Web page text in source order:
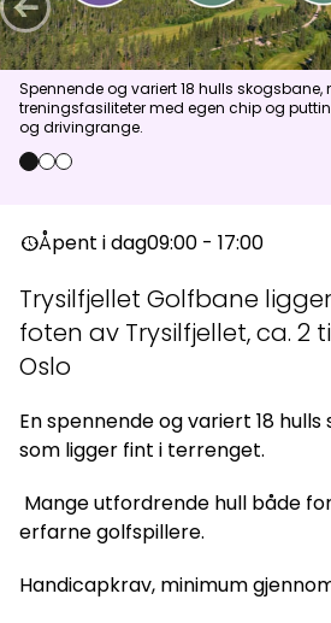
Aktuelt
Topp :7,0 m/s
Vær- og føredata er levert av
Spennende og variert 18 hulls
treningsfasiliteter med egen chip og
og drivingrange.
0 1 2
nest_clock_farsight_analogÅpent i dag09:00 - 17:00
Trysilfjellet Golfbane
foten av Trysilfjellet, ca. 2
Oslo
En spennende og variert 18 hulls
som ligger fint i terrenget.
Mange utfordrende hull både
erfarne golfspillere.
Handicapkrav, minimum